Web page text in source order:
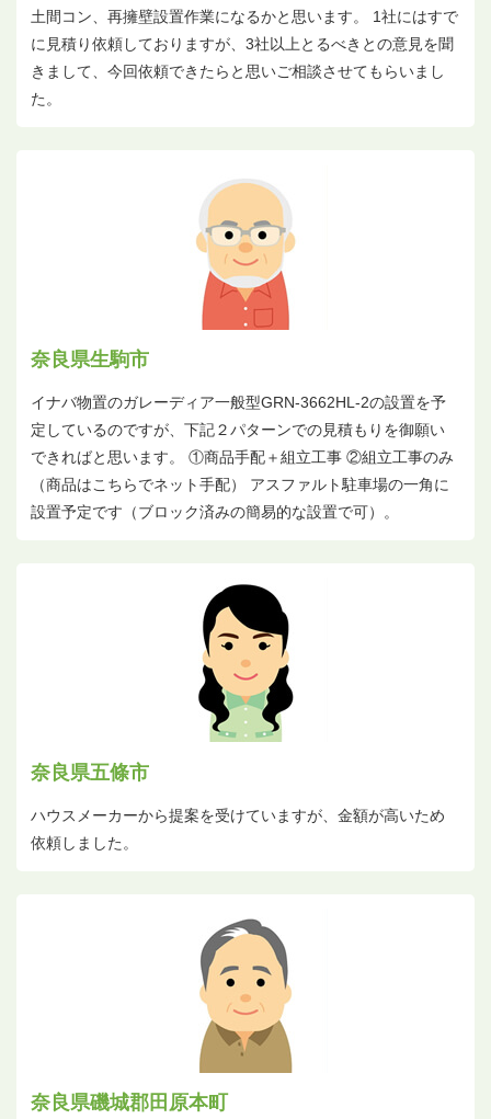
土間コン、再擁壁設置作業になるかと思います。 1社にはすで
に見積り依頼しておりますが、3社以上とるべきとの意見を聞
きまして、今回依頼できたらと思いご相談させてもらいまし
た。
奈良県生駒市
イナバ物置のガレーディア一般型GRN-3662HL-2の設置を予
定しているのですが、下記２パターンでの見積もりを御願い
できればと思います。 ①商品手配＋組立工事 ②組立工事のみ
（商品はこちらでネット手配） アスファルト駐車場の一角に
設置予定です（ブロック済みの簡易的な設置で可）。
奈良県五條市
ハウスメーカーから提案を受けていますが、金額が高いため
依頼しました。
奈良県磯城郡田原本町